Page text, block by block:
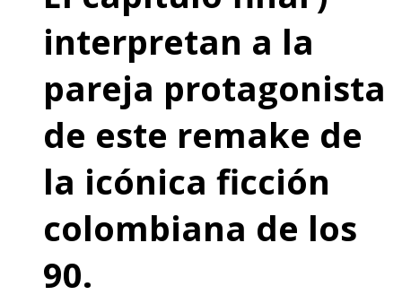
interpretan a la
pareja protagonista
de este remake de
la icónica ficción
colombiana de los
90.